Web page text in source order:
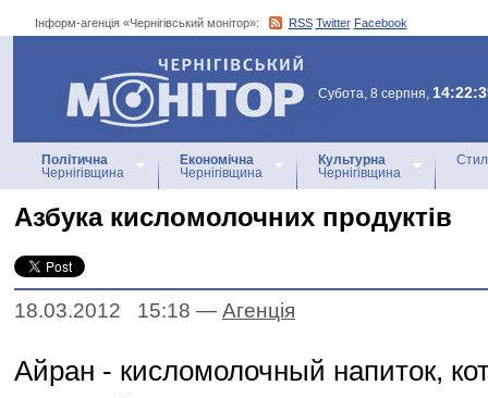
Інформ-агенція «Чернігівський монітор»: RSS Twitter Facebook
Інформ-агенція
«Чернігівський монітор»
Субота, 8 серпня,
Політична
Чернігівщина
Економічна
Чернігівщина
Культурна
Чернігівщина
Азбука кисломолочних продуктів
18.03.2012 15:18 — Агенцiя
Айран - кисломолочный напиток,